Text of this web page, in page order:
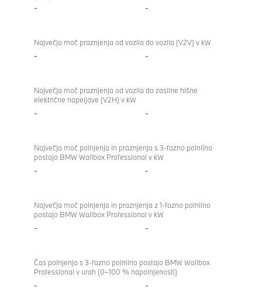
- -
Največja moč praznjenja od vozila do vozila (V2V) v kW
- -
Največja moč praznjenja od vozila do zasilne hišne
električne napeljave (V2H) v kW
- -
Največja moč polnjenja in praznjenja s 3-fazno polnilno
postajo BMW Wallbox Professional v kW
- -
Največja moč polnjenja in praznjenja z 1-fazno polnilno
postajo BMW Wallbox Professional v kW
- -
Čas polnjenja s 3-fazno polnilno postajo BMW Wallbox
Professional v urah (0–100 % napolnjenosti)
- -